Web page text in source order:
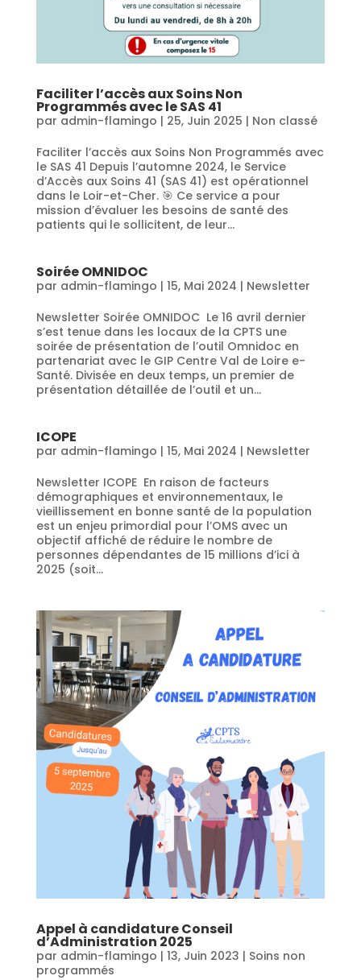
Faciliter l’accès aux Soins Non
Programmés avec le SAS 41
par admin-flamingo | 25, Juin 2025 | Non classé
Faciliter l’accès aux Soins Non Programmés avec
le SAS 41 Depuis l’automne 2024, le Service
d’Accès aux Soins 41 (SAS 41) est opérationnel
dans le Loir-et-Cher. 🎯 Ce service a pour
mission d’évaluer les besoins de santé des
patients qui le sollicitent, de leur...
Soirée OMNIDOC
par admin-flamingo | 15, Mai 2024 | Newsletter
Newsletter Soirée OMNIDOC Le 16 avril dernier
s’est tenue dans les locaux de la CPTS une
soirée de présentation de l’outil Omnidoc en
partenariat avec le GIP Centre Val de Loire e-
Santé. Divisée en deux temps, un premier de
présentation détaillée de l’outil et un...
ICOPE
par admin-flamingo | 15, Mai 2024 | Newsletter
Newsletter ICOPE En raison de facteurs
démographiques et environnementaux, le
vieillissement en bonne santé de la population
est un enjeu primordial pour l’OMS avec un
objectif affiché de réduire le nombre de
personnes dépendantes de 15 millions d’ici à
2025 (soit...
Appel à candidature Conseil
d’Administration 2025
par admin-flamingo | 13, Juin 2023 | Soins non
programmés